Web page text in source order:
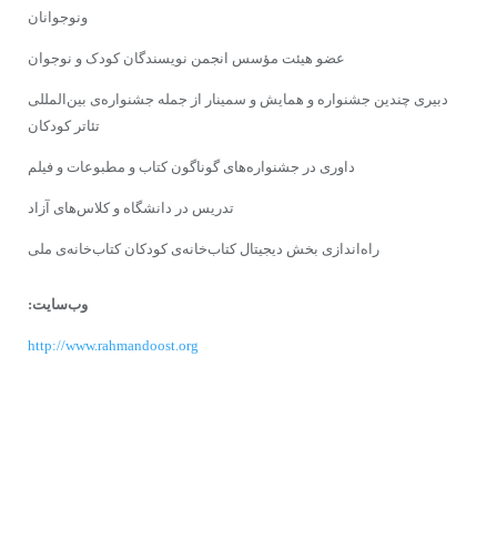
وﻧﻮﺟﻮاﻧﺎن
عضو هیئت مؤسس انجمن نویسندگان کودک و نوجوان
دبیرى چندین جشنواره و همایش و سمینار از جمله ﺟﺸﻨﻮارﻩ‌ى ﺑﻴﻦ‌اﻟﻤﻠﻠﯽ
تئاﺗﺮ ﮐﻮدﮐﺎن
داورى در جشنواره‌هاى‌ گوناگون کتاب و مطبوعات و فیلم
تدریس در دانشگاه و کلاس‌هاى آزاد
راه‌اندازى‌ بخش دیجیتال کتاب‌خانه‌ى کودکان کتاب‌خانه‌ى ملى
وب‌سایت:
http://www.rahmandoost.org